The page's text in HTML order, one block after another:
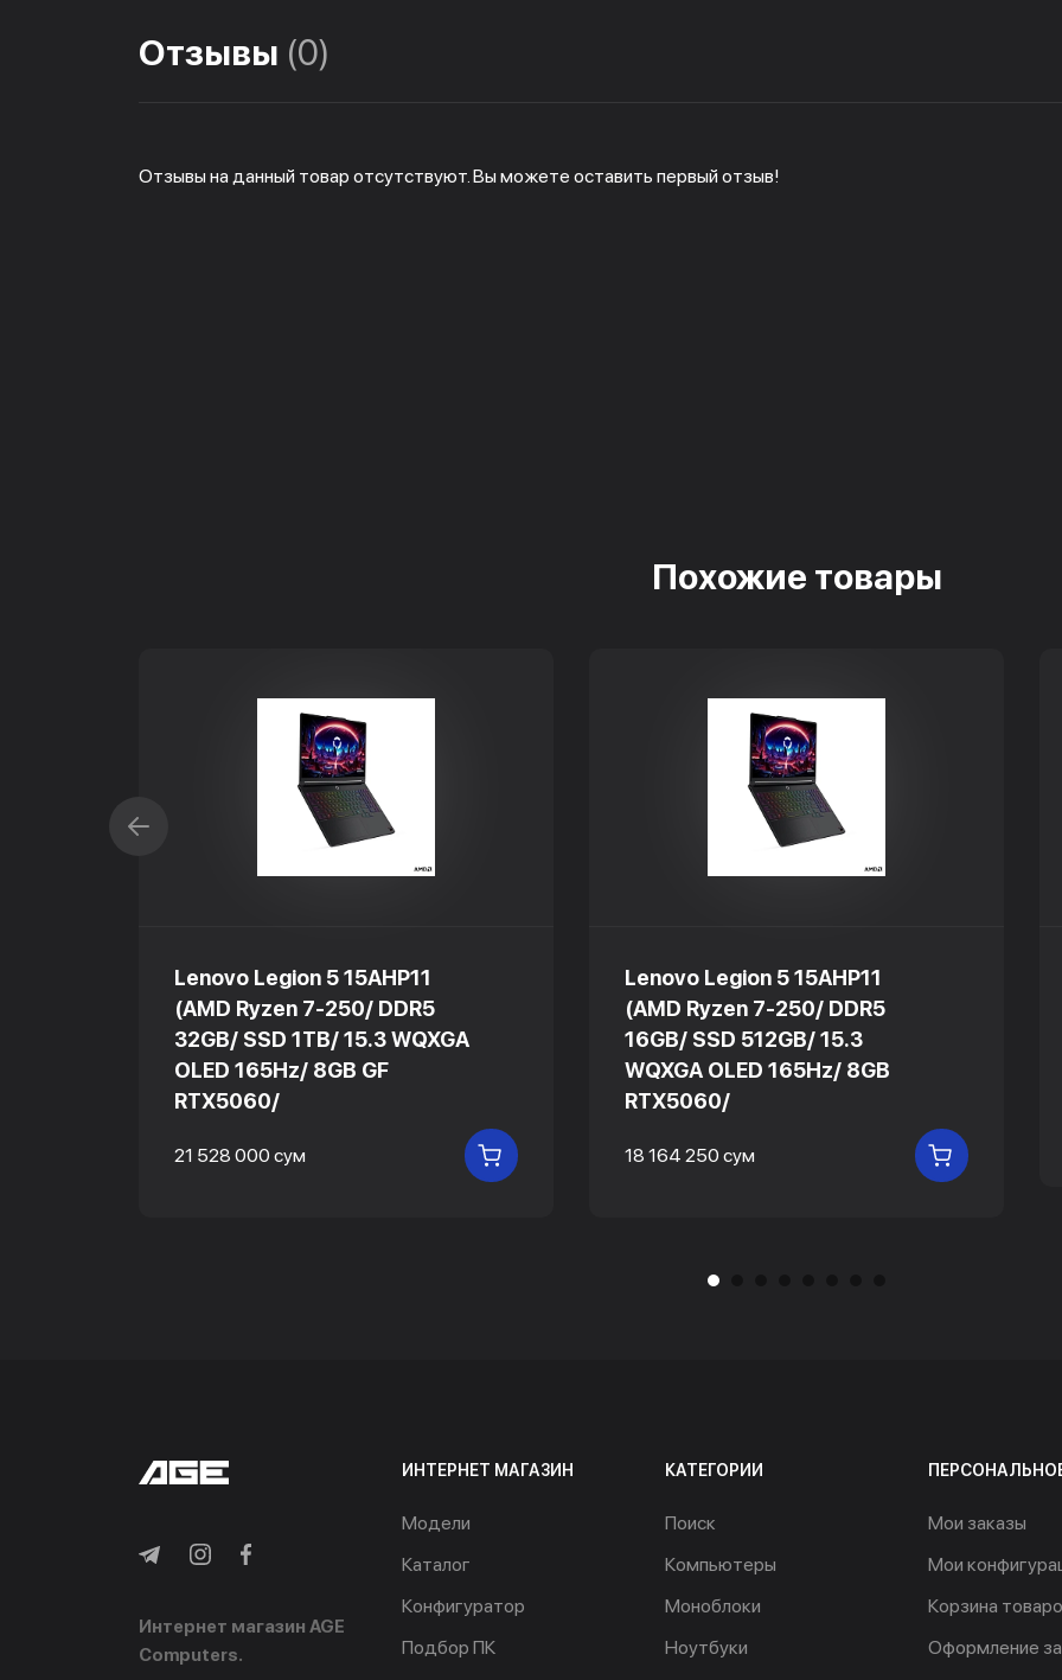
Отзывы (0)
Отзывы на данный товар отсутствуют. Вы можете оставить первый отзыв!
Похожие товары
Lenovo Legion 5 15AHP11
(AMD Ryzen 7-250/ DDR5
32GB/ SSD 1TB/ 15.3 WQXGA
OLED 165Hz/ 8GB GF
RTX5060/
21 528 000 сум В КОРЗИНУ
Lenovo Legion 5 15AHP11
(AMD Ryzen 7-250/ DDR5
16GB/ SSD 512GB/ 15.3
WQXGA OLED 165Hz/ 8GB
RTX5060/
18 164 250 сум В КОРЗИНУ
Интернет магазин AGE
Computers.
ИНТЕРНЕТ МАГАЗИН
Модели
Каталог
Конфигуратор
Подбор ПК
КАТЕГОРИИ
Поиск
Компьютеры
Моноблоки
Ноутбуки
Мои заказы
Мои
Корзина
Оформление